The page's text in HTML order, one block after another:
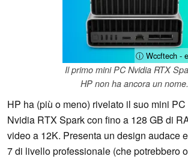
ⓘ Wccftech -
Il primo mini PC Nvidia RTX
HP non ha ancora un nome.
HP ha (più o meno) rivelato il suo mini
Nvidia RTX Spark con fino a 128 GB di
video a 12K. Presenta un design audace
7 di livello professionale (che potrebbero